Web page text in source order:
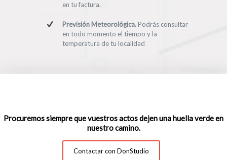
en tu factura.
Previsión Meteorológica.Podrás consultar
en todo momento el tiempo y la
temperatura de tu localidad
Procuremos siempre que vuestros actos dejen una huella verde en
nuestro camino.
Contactar con DonStudio